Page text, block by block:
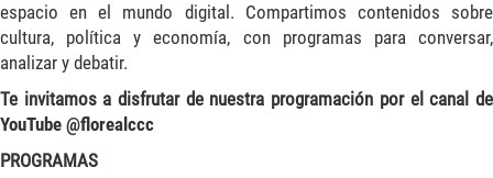
espacio en el mundo digital. Compartimos contenidos sobre
cultura, política y economía, con programas para conversar,
analizar y debatir.
Te invitamos a disfrutar de nuestra programación por el canal de
YouTube @florealccc
PROGRAMAS